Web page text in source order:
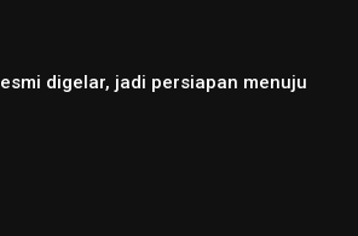
digelar, jadi persiapan menuju